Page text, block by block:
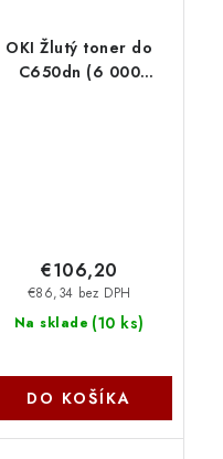
OKI Žlutý toner do
C650dn (6 000
Na sklade (10 ks)
€86,34 bez DPH
€106,20
DO KOŠÍKA